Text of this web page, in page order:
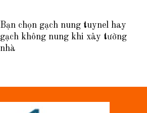
Bạn chọn gạch nung tuynel hay
gạch không nung khi xây tường
nhà